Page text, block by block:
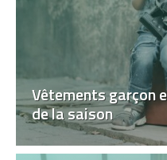
Vêtements garçon
de la saison